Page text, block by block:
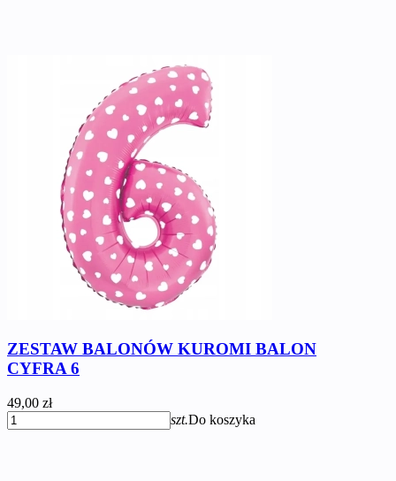
ZESTAW BALONÓW KUROMI BALON
CYFRA 6
49,00 zł
szt.Do koszyka